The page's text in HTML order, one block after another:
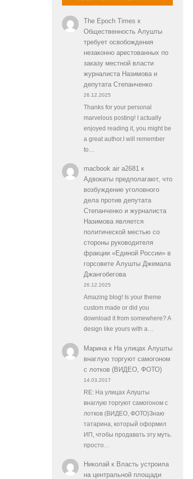
The Epoch Times к
Общественность Алушты
требует освобождения
незаконно арестованных по
заказу местной власти
журналиста Назимова и
депутата Степанченко
26.12.2025
Thanks for your personal
marvelous posting! I actually
enjoyed reading it, you might be
a great author.I will remember
to…
macbook air a2681к
Адвокаты предполагают, что
возбуждение уголовного
дела против депутата
Степанченко и журналиста
Назимова является
политической местью со
стороны руководителя
фракции «Единой России» в
горсовете Алушты Джемала
Джангобегова
26.12.2025
Amazing blog! Is your theme
custom made or did you
download it from somewhere? A
design like yours with a…
Маринак На улицах Алушты
внаглую торгуют самогоном
с лотков (ВИДЕО, ФОТО)
14.03.2017
RE: На улицах Алушты
внаглую торгуют самогоном с
лотков (ВИДЕО, ФОТО)Знаю
татарина, который оформил
ИП, чтобы продавать эту муть.
просто…
Николайк Власть устроила
на центральной площади